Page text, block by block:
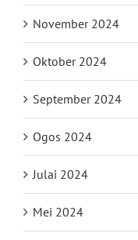
November 2024
Oktober 2024
September 2024
Ogos 2024
Julai 2024
Mei 2024